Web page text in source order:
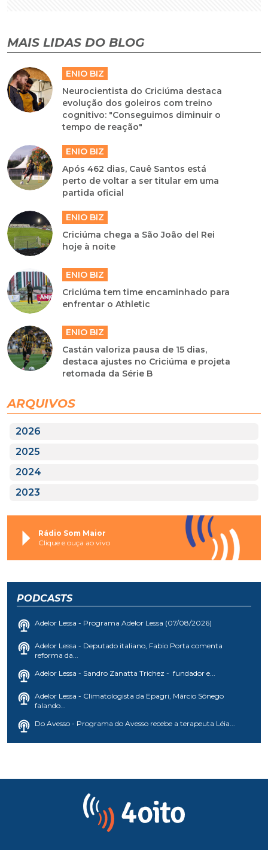
MAIS LIDAS DO BLOG
ENIO BIZ
Neurocientista do Criciúma destaca
evolução dos goleiros com treino
cognitivo: "Conseguimos diminuir o
tempo de reação"
ENIO BIZ
Após 462 dias, Cauê Santos está
perto de voltar a ser titular em uma
partida oficial
ENIO BIZ
Criciúma chega a São João del Rei
hoje à noite
ENIO BIZ
Criciúma tem time encaminhado para
enfrentar o Athletic
ENIO BIZ
Castán valoriza pausa de 15 dias,
destaca ajustes no Criciúma e projeta
retomada da Série B
ARQUIVOS
2026
2025
2024
2023
Rádio Som Maior
Clique e ouça ao vivo
PODCASTS
Adelor Lessa - Programa Adelor Lessa (07/08/2026)
Adelor Lessa - Deputado italiano, Fabio Porta comenta
reforma da...
Adelor Lessa - Sandro Zanatta Trichez - fundador e...
Adelor Lessa - Climatologista da Epagri, Márcio Sônego
falando...
Do Avesso - Programa do Avesso recebe a terapeuta Léia...